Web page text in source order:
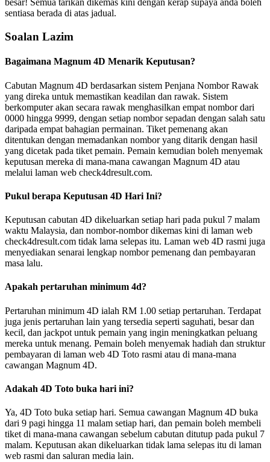
besar! Semua tarikan dikemas kini dengan kerap supaya anda boleh
sentiasa berada di atas jadual.
Soalan Lazim
Bagaimana Magnum 4D Menarik Keputusan?
Cabutan Magnum 4D berdasarkan sistem Penjana Nombor Rawak
yang direka untuk memastikan keadilan dan rawak. Sistem
berkomputer akan secara rawak menghasilkan empat nombor dari
0000 hingga 9999, dengan setiap nombor sepadan dengan salah satu
daripada empat bahagian permainan. Tiket pemenang akan
ditentukan dengan memadankan nombor yang ditarik dengan hasil
yang dicetak pada tiket pemain. Pemain kemudian boleh menyemak
keputusan mereka di mana-mana cawangan Magnum 4D atau
melalui laman web check4dresult.com.
Pukul berapa Keputusan 4D Hari Ini?
Keputusan cabutan 4D dikeluarkan setiap hari pada pukul 7 malam
waktu Malaysia, dan nombor-nombor dikemas kini di laman web
check4dresult.com tidak lama selepas itu. Laman web 4D rasmi juga
menyediakan senarai lengkap nombor pemenang dan pembayaran
masa lalu.
Apakah pertaruhan minimum 4d?
Pertaruhan minimum 4D ialah RM 1.00 setiap pertaruhan. Terdapat
juga jenis pertaruhan lain yang tersedia seperti saguhati, besar dan
kecil, dan jackpot untuk pemain yang ingin meningkatkan peluang
mereka untuk menang. Pemain boleh menyemak hadiah dan struktur
pembayaran di laman web 4D Toto rasmi atau di mana-mana
cawangan Magnum 4D.
Adakah 4D Toto buka hari ini?
Ya, 4D Toto buka setiap hari. Semua cawangan Magnum 4D buka
dari 9 pagi hingga 11 malam setiap hari, dan pemain boleh membeli
tiket di mana-mana cawangan sebelum cabutan ditutup pada pukul 7
malam. Keputusan akan dikeluarkan tidak lama selepas itu di laman
web rasmi dan saluran media lain.